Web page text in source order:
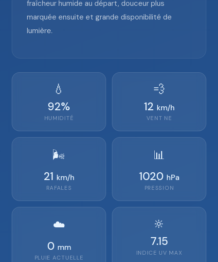
fraîcheur humide au départ, douceur plus
marquée ensuite et grande disponibilité de
lumière.
💧
92%
HUMIDITÉ
💨
12 km/h
VENT NE
🌬️
21 km/h
RAFALES
📊
1020 hPa
PRESSION
☁️
0 mm
PLUIE ACTUELLE
🔆
7.15
INDICE UV MAX